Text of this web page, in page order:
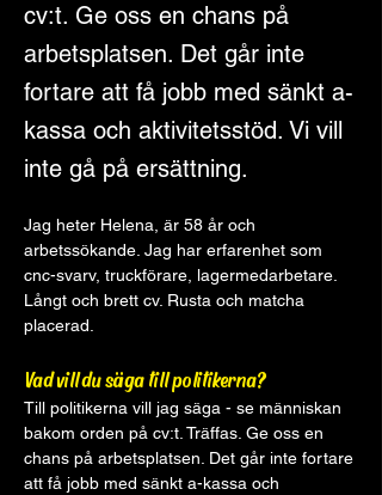
cv:t. Ge oss en chans på
arbetsplatsen. Det går inte
fortare att få jobb med sänkt a-
kassa och aktivitetsstöd. Vi vill
inte gå på ersättning.
Jag heter Helena, är 58 år och
arbetssökande. Jag har erfarenhet som
cnc-svarv, truckförare, lagermedarbetare.
Långt och brett cv. Rusta och matcha
placerad.
Vad vill du säga till politikerna?
Till politikerna vill jag säga - se människan
bakom orden på cv:t. Träffas. Ge oss en
chans på arbetsplatsen. Det går inte fortare
att få jobb med sänkt a-kassa och